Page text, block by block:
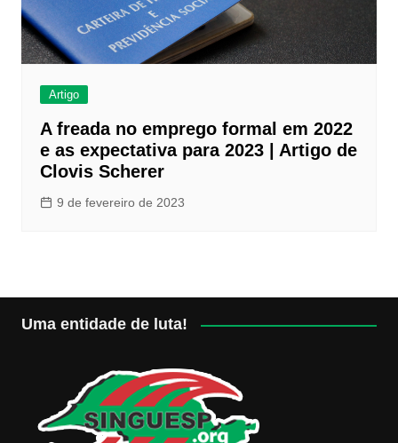
Artigo
A freada no emprego formal em 2022
e as expectativa para 2023 | Artigo de
Clovis Scherer
9 de fevereiro de 2023
Uma entidade de luta!